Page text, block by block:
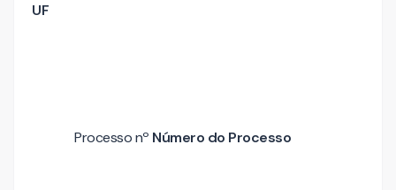
UF
Processo nº Número do Processo